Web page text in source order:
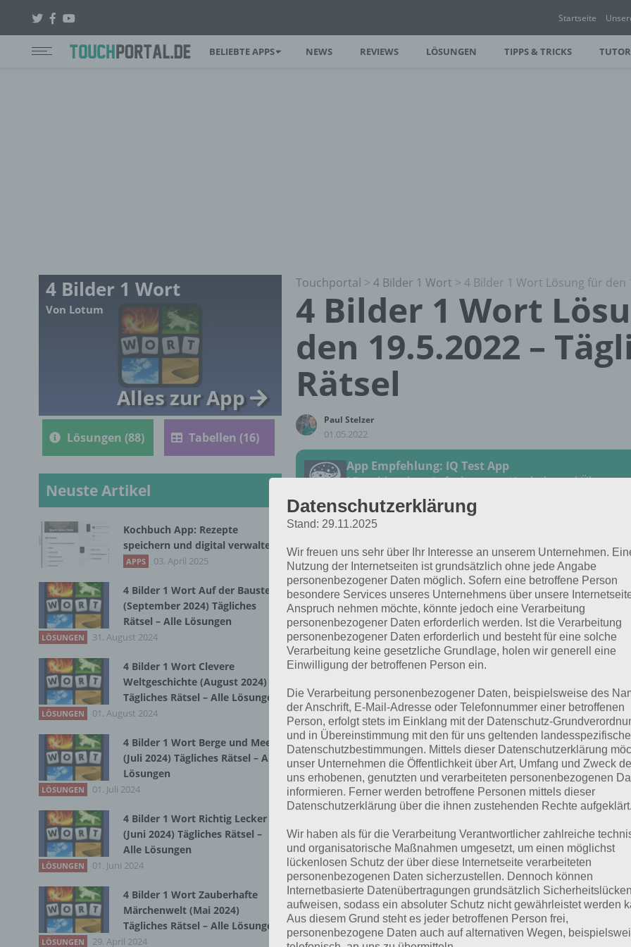
Startseite
BELIEBTE APPS NEWS REVIEWS LÖSUNGEN TIPPS & TRICKS
Touchportal > 4 Bilder 1 Wort > 4 Bilder 1 Wort Lösung für den
4 Bilder 1 Wort
den 19.5.2022 –
Rätsel
Paul Stelzer
01.05.2022
App Empfehlung: IQ Test App
Mit zahlreichen Aufgaben zum Knobeln und Üben
JETZT KOSTENLOS HERUNTERLADEN
Die Lösung für das tägliche Rätsel vom 19.5.2022 zu
Bilder 1 Wort. Wenn du dort aktuell feststeckst, hier die
MODE
Du suchst eine andere Lösung?
Rätsel aus dem Jahr 2021: Schau mal, was vor einem Jahr,
gesucht war
Zur Übersicht:4 Bilder 1 Wort Lösungen zu Traumberufe
4 Bilder 1 Wort
Von Lotum
Alles zur App
Lösungen (88) Tabellen (16)
Neuste Artikel
Kochbuch App: Rezepte
speichern und digital verwalten
APPS 03. April 2025
4 Bilder 1 Wort Auf der Baustelle
(September 2024) Tägliches
Rätsel – Alle Lösungen
LÖSUNGEN 31. August 2024
4 Bilder 1 Wort Clevere
Weltgeschichte (August 2024)
Tägliches Rätsel – Alle Lösungen
LÖSUNGEN 01. August 2024
4 Bilder 1 Wort Berge und Meer
(Juli 2024) Tägliches Rätsel – Alle
Lösungen
LÖSUNGEN 01. Juli 2024
4 Bilder 1 Wort Richtig Lecker
(Juni 2024) Tägliches Rätsel –
Alle Lösungen
LÖSUNGEN 01. Juni 2024
4 Bilder 1 Wort Zauberhafte
Märchenwelt (Mai 2024)
Tägliches Rätsel – Alle Lösungen
LÖSUNGEN 29. April 2024
Datenschutzerklärung
Stand: 29.11.2025
Wir freuen uns sehr über Ihr Interesse an unserem Unternehmen.
Nutzung der Internetseiten ist grundsätzlich ohne jede Angabe
personenbezogener Daten möglich. Sofern eine betroffene Person
besondere Services unseres Unternehmens über unsere
Anspruch nehmen möchte, könnte jedoch eine Verarbeitung
personenbezogener Daten erforderlich werden. Ist die Verarbeitung
personenbezogener Daten erforderlich und besteht für eine solche
Verarbeitung keine gesetzliche Grundlage, holen wir generell eine
Einwilligung der betroffenen Person ein.
Die Verarbeitung personenbezogener Daten, beispielsweise des
der Anschrift, E-Mail-Adresse oder Telefonnummer einer betroffenen
Person, erfolgt stets im Einklang mit der Datenschutz-
und in Übereinstimmung mit den für uns geltenden
Datenschutzbestimmungen. Mittels dieser Datenschutzerklärung
unser Unternehmen die Öffentlichkeit über Art, Umfang und Zweck
uns erhobenen, genutzten und verarbeiteten personenbezogenen
informieren. Ferner werden betroffene Personen mittels dieser
Datenschutzerklärung über die ihnen zustehenden Rechte aufgeklärt.
Wir haben als für die Verarbeitung Verantwortlicher zahlreiche
und organisatorische Maßnahmen umgesetzt, um einen möglichst
lückenlosen Schutz der über diese Internetseite verarbeiteten
personenbezogenen Daten sicherzustellen. Dennoch können
Internetbasierte Datenübertragungen grundsätzlich Sicherheitslücken
aufweisen, sodass ein absoluter Schutz nicht gewährleistet werden
Aus diesem Grund steht es jeder betroffenen Person frei,
personenbezogene Daten auch auf alternativen Wegen,